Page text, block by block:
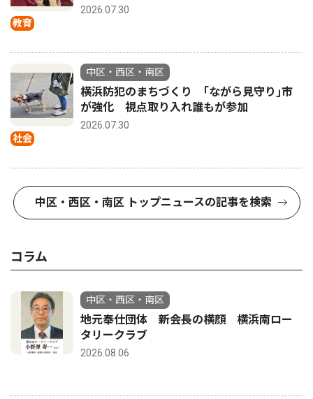
教育
2026.07.30
社会
中区・西区・南区
横浜防犯のまちづくり ｢ながら見守り｣市
が強化 視点取り入れ誰もが参加
2026.07.30
中区・西区・南区 トップニュースの記事を検索
コラム
中区・西区・南区
地元奉仕団体 新会長の横顔 横浜南ロー
タリークラブ
2026.08.06